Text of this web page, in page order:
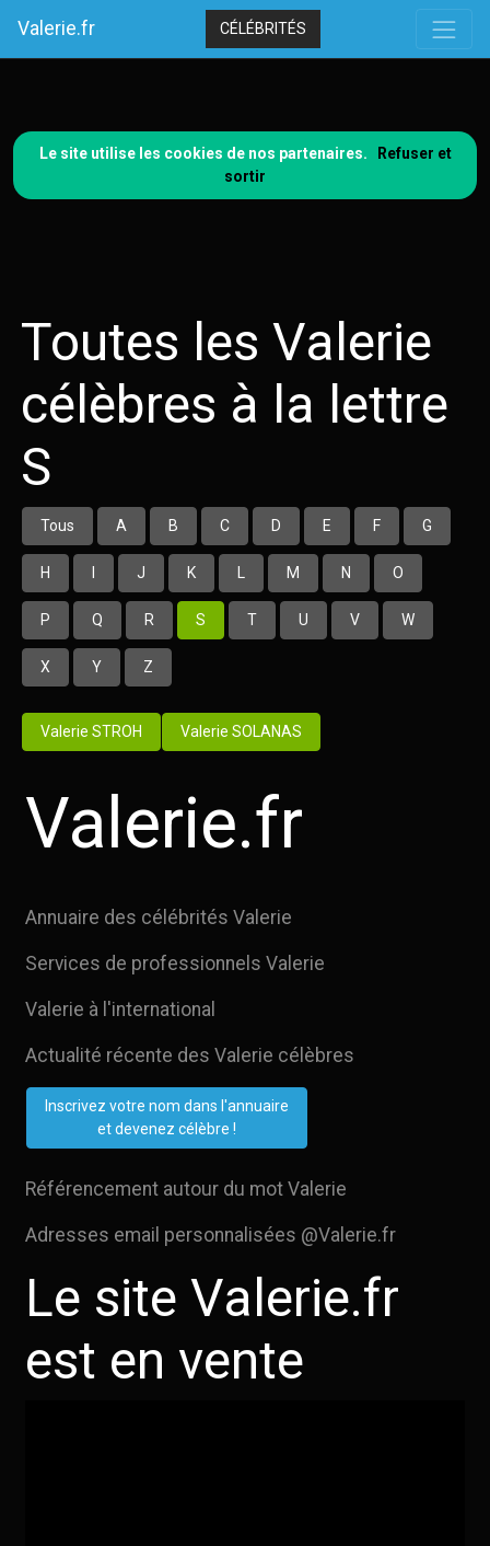
Le site utilise les cookies de nos partenaires.
Refuser et
sortir
Valerie.fr CÉLÉBRITÉS
Toutes les Valerie
célèbres à la lettre
S
Tous A B C D E F G
H J K M N O
P Q R S T U V W
X Y Z
Valerie STROH Valerie SOLANAS
Valerie.fr
Annuaire des célébrités Valerie
Services de professionnels Valerie
Valerie à l'international
Actualité récente des Valerie célèbres
Inscrivez votre nom dans l'annuaire
et devenez célèbre !
Référencement autour du mot Valerie
Adresses email personnalisées @Valerie.fr
Le site Valerie.fr
est en vente